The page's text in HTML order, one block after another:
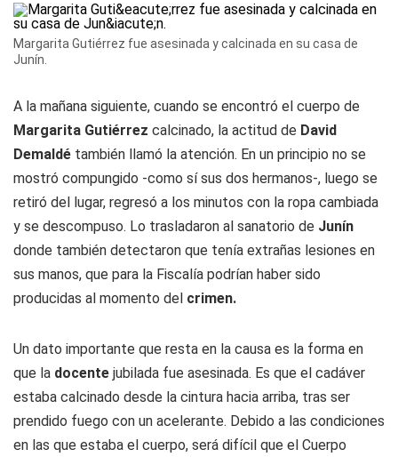
Margarita Gutiérrez fue asesinada y calcinada en su casa de
Junín.
A la mañana siguiente, cuando se encontró el cuerpo de
Margarita Gutiérrez calcinado, la actitud de David
Demaldé también llamó la atención. En un principio no se
mostró compungido -como sí sus dos hermanos-, luego se
retiró del lugar, regresó a los minutos con la ropa cambiada
y se descompuso. Lo trasladaron al sanatorio de Junín
donde también detectaron que tenía extrañas lesiones en
sus manos, que para la Fiscalía podrían haber sido
producidas al momento del crimen.
Un dato importante que resta en la causa es la forma en
que la docente jubilada fue asesinada. Es que el cadáver
estaba calcinado desde la cintura hacia arriba, tras ser
prendido fuego con un acelerante. Debido a las condiciones
en las que estaba el cuerpo, será difícil que el Cuerpo